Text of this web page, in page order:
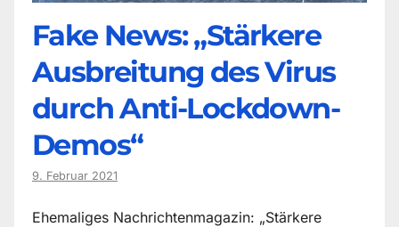
Fake News: „Stärkere
Ausbreitung des Virus
durch Anti-Lockdown-
Demos“
9. Februar 2021
Ehemaliges Nachrichtenmagazin: „Stärkere